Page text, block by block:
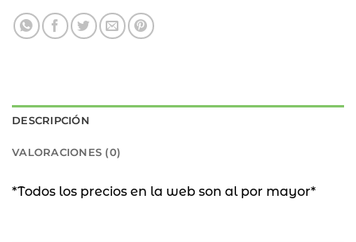
DESCRIPCIÓN
VALORACIONES (0)
*Todos los precios en la web son al por mayor*